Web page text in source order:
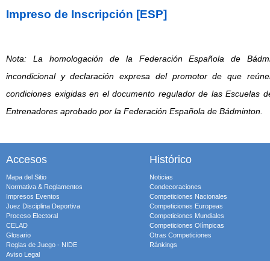
Impreso de Inscripción [ESP]
Nota: La homologación de la Federación Española de
incondicional y declaración expresa del promotor de que
condiciones exigidas en el documento regulador de las Escuelas
Entrenadores aprobado por la Federación Española de Bádminton.
Accesos
Mapa del Sitio
Normativa & Reglamentos
Impresos Eventos
Juez Disciplina Deportiva
Proceso Electoral
CELAD
Glosario
Reglas de Juego - NIDE
Aviso Legal
Histórico
Noticias
Condecoraciones
Competiciones Nacionales
Competiciones Europeas
Competiciones Mundiales
Competiciones Olímpicas
Otras Competiciones
Ránkings